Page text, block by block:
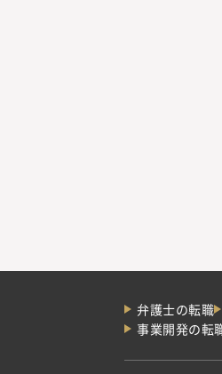
弁護士の転職
事業開発の転